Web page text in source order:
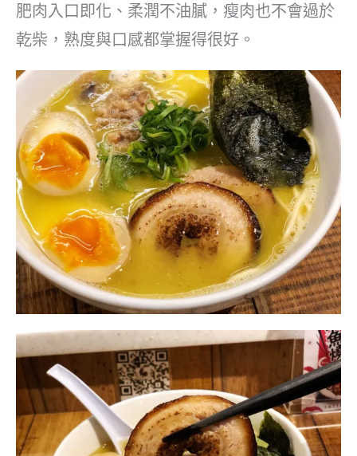
肥肉入口即化、柔潤不油膩，瘦肉也不會過於
乾柴，熟度與口感都掌握得很好。